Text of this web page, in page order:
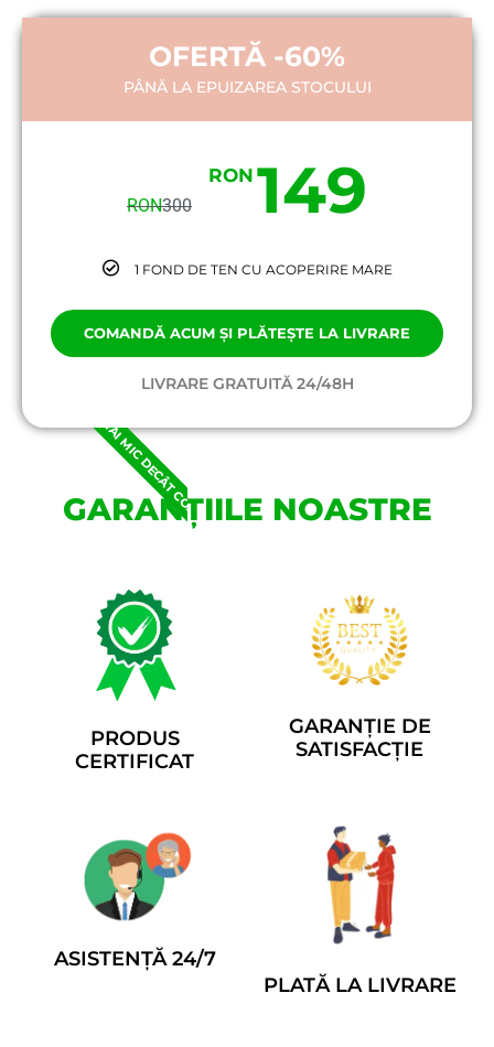
OFERTĂ -60%
PÂNĂ LA EPUIZAREA STOCULUI
RON300
RON149
1 FOND DE TEN CU ACOPERIRE MARE
COMANDĂ ACUM ȘI PLĂTEȘTE LA LIVRARE
LIVRARE GRATUITĂ 24/48H
UN PREȚ MAI MIC DECÂT COSTUL REAL
GARANȚIILE NOASTRE
PRODUS
CERTIFICAT
GARANȚIE DE
SATISFACȚIE
ASISTENȚĂ 24/7
PLATĂ LA LIVRARE